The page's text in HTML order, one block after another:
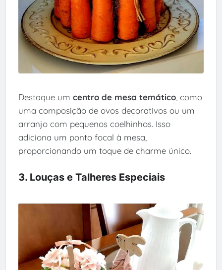
Destaque um centro de mesa temático, como
uma composição de ovos decorativos ou um
arranjo com pequenos coelhinhos. Isso
adiciona um ponto focal à mesa,
proporcionando um toque de charme único.
3. Louças e Talheres Especiais